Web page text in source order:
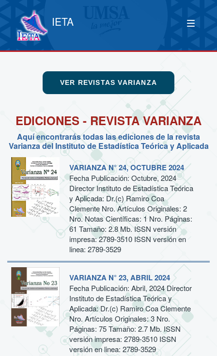
IETA
VER REVISTAS VARIANZA
EDICIONES - REVISTA VARIANZA
Aquí encontrarás todas las ediciones de la revista
Varianza del Instituto de Estadística Teórica y Aplicada
VARIANZA N° 24, OCTUBRE 2024
Fecha Publicación: Octubre, 2024
Director Instituto de Estadística Teórica
y Aplicada: Dr.(c) Ramiro Coa
Clemente Nro. Artículos Originales: 2
Nro. Notas Científicas: 1 Nro. Páginas:
61 Tamaño: 2.8 Mb. ISSN versión
impresa: 2789-3510 ISSN versión en
linea: 2789-3529
VARIANZA N° 23, ABRIL 2024
Fecha Publicación: Abril, 2024 Director
Instituto de Estadística Teórica y
Aplicada: Dr.(c) Ramiro Coa Clemente
Nro. Artículos Originales: 3 Nro.
Páginas: 75 Tamaño: 2.7 Mb. ISSN
versión impresa: 2789-3510 ISSN
versión en linea: 2789-3529